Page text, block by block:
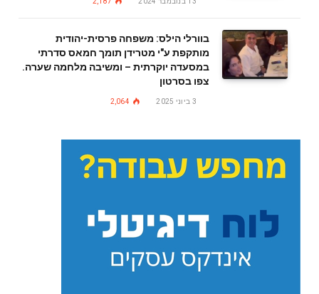
בוורלי הילס: משפחה פרסית-יהודית
מותקפת ע"י מטרידן תומך חמאס סדרתי
במסעדה יוקרתית – ומשיבה מלחמה שערה.
צפו בסרטון
3 ביוני 2025 2,064